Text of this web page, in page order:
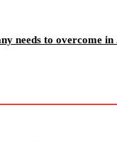
needs to overcome in